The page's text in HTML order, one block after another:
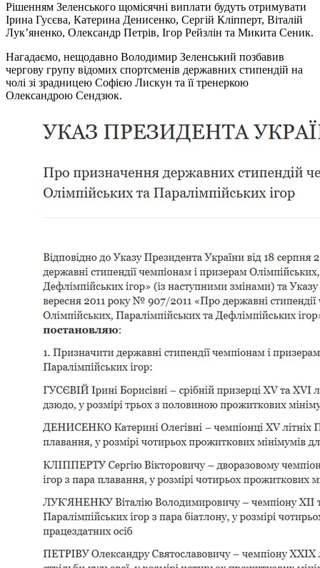
Рішенням Зеленського щомісячні виплати будуть отримувати
Ірина Гусєва, Катерина Денисенко, Сергій Кліпперт, Віталій
Лук’яненко, Олександр Петрів, Ігор Рейзлін та Микита Сеник.
Нагадаємо, нещодавно Володимир Зеленський позбавив
чергову групу відомих спортсменів державних стипендій на
чолі зі зрадницею Софією Лискун та її тренеркою
Олександрою Сендзюк.